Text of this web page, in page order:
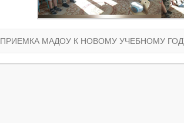
ПРИЕМКА МАДОУ К НОВОМУ УЧЕБНОМУ